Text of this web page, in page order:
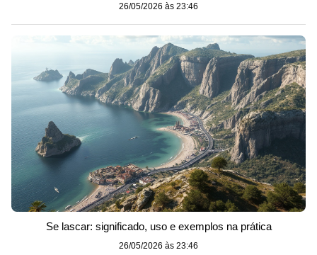
26/05/2026 às 23:46
Se lascar: significado, uso e exemplos na prática
26/05/2026 às 23:46